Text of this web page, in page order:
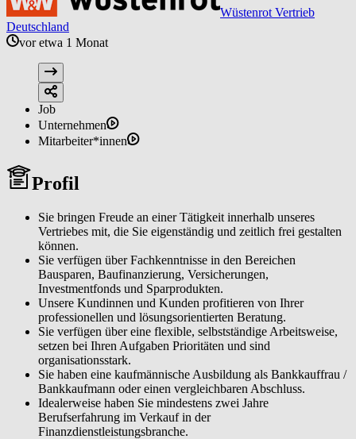
Wüstenrot Vertrieb
Deutschland
vor etwa 1 Monat
Job
Unternehmen
Mitarbeiter*innen
Profil
Sie bringen Freude an einer Tätigkeit innerhalb unseres
Vertriebes mit, die Sie eigenständig und zeitlich frei gestalten
können.
Sie verfügen über Fachkenntnisse in den Bereichen
Bausparen, Baufinanzierung, Versicherungen,
Investmentfonds und Sparprodukten.
Unsere Kundinnen und Kunden profitieren von Ihrer
professionellen und lösungsorientierten Beratung.
Sie verfügen über eine flexible, selbstständige Arbeitsweise,
setzen bei Ihren Aufgaben Prioritäten und sind
organisationsstark.
Sie haben eine kaufmännische Ausbildung als Bankkauffrau /
Bankkaufmann oder einen vergleichbaren Abschluss.
Idealerweise haben Sie mindestens zwei Jahre
Berufserfahrung im Verkauf in der
Finanzdienstleistungsbranche.